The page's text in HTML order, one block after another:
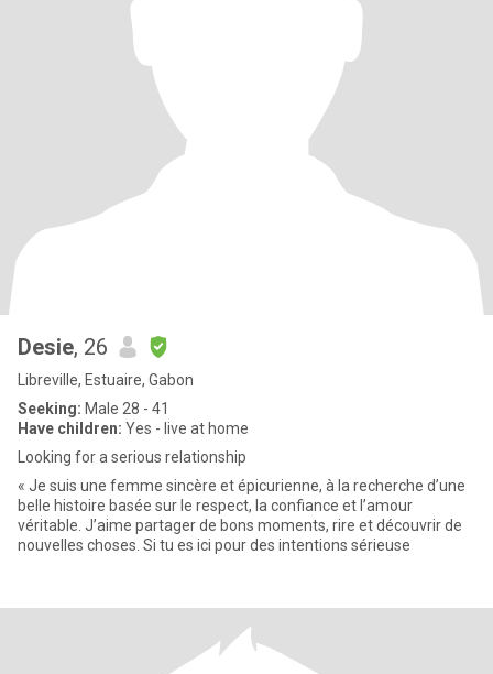
Desie, 26
Libreville, Estuaire, Gabon
Seeking: Male 28 - 41
Have children: Yes - live at home
Looking for a serious relationship
« Je suis une femme sincère et épicurienne, à la recherche d’une
belle histoire basée sur le respect, la confiance et l’amour
véritable. J’aime partager de bons moments, rire et découvrir de
nouvelles choses. Si tu es ici pour des intentions sérieuse